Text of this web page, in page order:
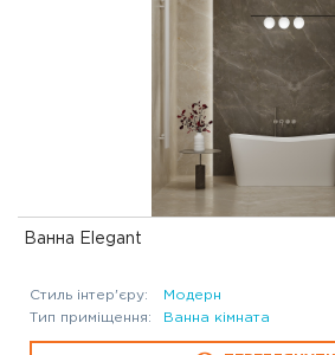
Ванна Elegant
Стиль інтер'єру:
Модерн
Тип приміщення:
Ванна кімната